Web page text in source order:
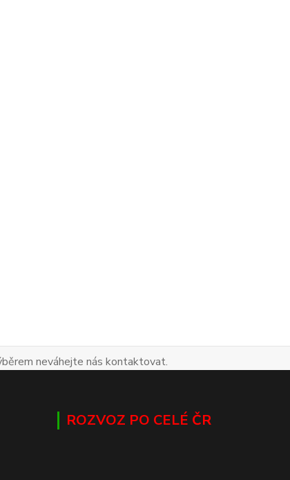
neváhejte nás kontaktovat.
ROZVOZ PO CELÉ ČR